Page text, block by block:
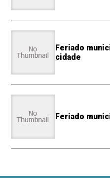
Feriado
cidade
Feriado